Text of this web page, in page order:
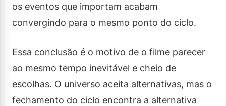
os eventos que importam acabam
convergindo para o mesmo ponto do ciclo.
Essa conclusão é o motivo de o filme parecer
ao mesmo tempo inevitável e cheio de
escolhas. O universo aceita alternativas, mas o
fechamento do ciclo encontra a alternativa